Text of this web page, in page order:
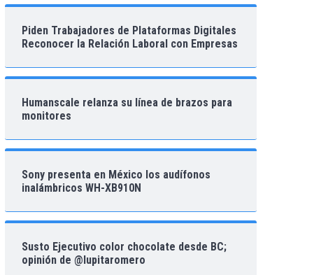
Piden Trabajadores de Plataformas Digitales
Reconocer la Relación Laboral con Empresas
Humanscale relanza su línea de brazos para
monitores
Sony presenta en México los audífonos
inalámbricos WH-XB910N
Susto Ejecutivo color chocolate desde BC;
opinión de @lupitaromero